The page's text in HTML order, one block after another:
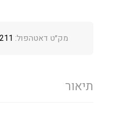
מק״ט דאטהפול:
תיאור